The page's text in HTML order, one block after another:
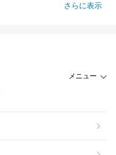
さらに表示
メニュー